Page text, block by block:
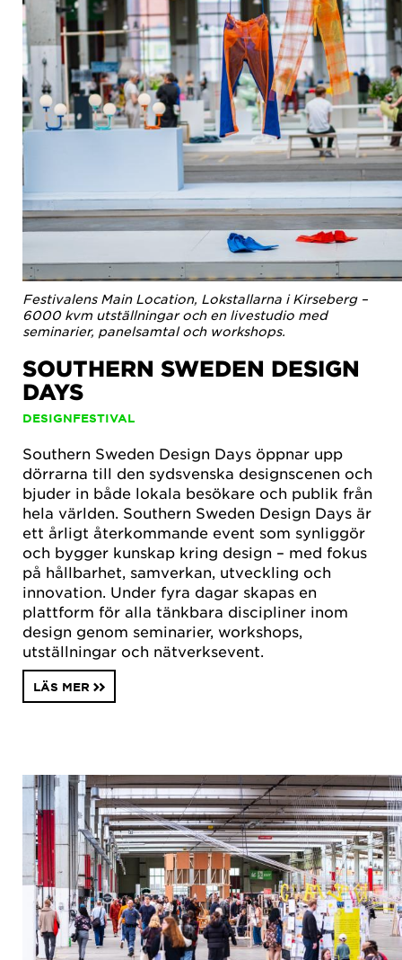
Festivalens Main Location, Lokstallarna i Kirseberg –
6000 kvm utställningar och en livestudio med
seminarier, panelsamtal och workshops.
SOUTHERN SWEDEN DESIGN
DAYS
DESIGNFESTIVAL
Southern Sweden Design Days öppnar upp
dörrarna till den sydsvenska designscenen och
bjuder in både lokala besökare och publik från
hela världen. Southern Sweden Design Days är
ett årligt återkommande event som synliggör
och bygger kunskap kring design – med fokus
på hållbarhet, samverkan, utveckling och
innovation. Under fyra dagar skapas en
plattform för alla tänkbara discipliner inom
design genom seminarier, workshops,
utställningar och nätverksevent.
LÄS MER